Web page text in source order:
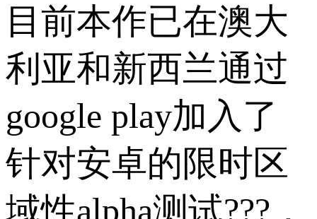
目前本作已在澳大
利亚和新西兰通过
google play加入了
针对安卓的限时区
域性alpha测试???，